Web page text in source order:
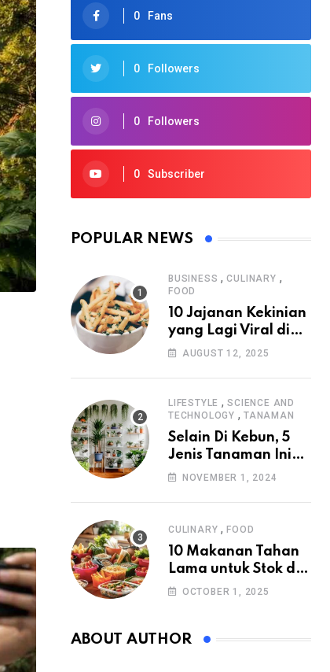
0 Fans
0 Followers
0 Followers
0 Subscriber
POPULAR NEWS
BUSINESS ,CULINARY ,
FOOD
10 Jajanan Kekinian
yang Lagi Viral di
2025
AUGUST 12, 2025
LIFESTYLE ,SCIENCE AND
TECHNOLOGY ,TANAMAN
Selain Di Kebun, 5
Jenis Tanaman Ini
Juga Cocok Di
NOVEMBER 1, 2024
CULINARY ,FOOD
10 Makanan Tahan
Lama untuk Stok di
Rumah
OCTOBER 1, 2025
ABOUT AUTHOR